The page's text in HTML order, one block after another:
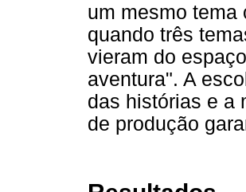
um mesmo tema
quando três
vieram do
aventura". A
das histórias e a
de produção